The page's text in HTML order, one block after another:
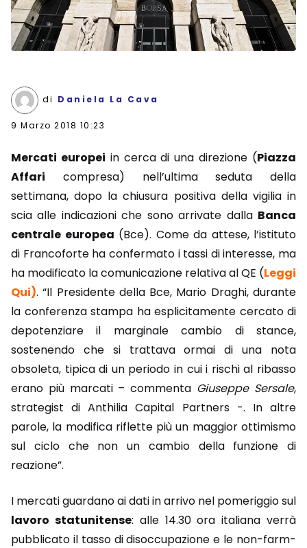
di Daniela La Cava
9 Marzo 2018 10:23
Mercati europei in cerca di una direzione (Piazza
Affari compresa) nell’ultima seduta della
settimana, dopo la chiusura positiva della vigilia in
scia alle indicazioni che sono arrivate dalla Banca
centrale europea (Bce). Come da attese, l’istituto
di Francoforte ha confermato i tassi di interesse, ma
ha modificato la comunicazione relativa al QE (Leggi
Qui). “Il Presidente della Bce, Mario Draghi, durante
la conferenza stampa ha esplicitamente cercato di
depotenziare il marginale cambio di stance,
sostenendo che si trattava ormai di una nota
obsoleta, tipica di un periodo in cui i rischi al ribasso
erano più marcati – commenta Giuseppe Sersale,
strategist di Anthilia Capital Partners -. In altre
parole, la modifica riflette più un maggior ottimismo
sul ciclo che non un cambio della funzione di
reazione”.
I mercati guardano ai dati in arrivo nel pomeriggio sul
lavoro statunitense: alle 14.30 ora italiana verrà
pubblicato il tasso di disoccupazione e le non-farm-